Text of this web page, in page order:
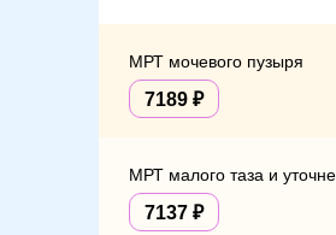
МРТ мочевого пузыря
7189
МРТ малого таза и
7137